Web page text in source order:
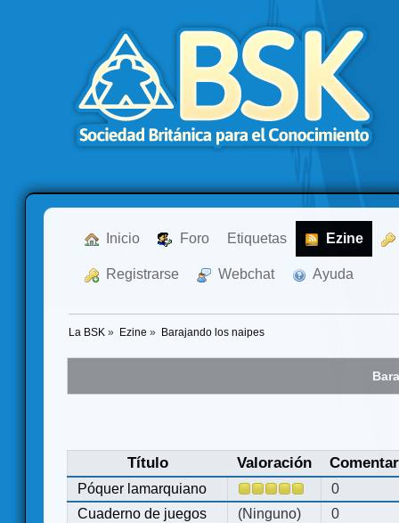
Inicio Foro Etiquetas Ezine
Registrarse Webchat Ayuda
La BSK » Ezine » Barajando los naipes
Título Valoración
Póquer lamarquiano
0
Cuaderno de juegos
(Ninguno) 0